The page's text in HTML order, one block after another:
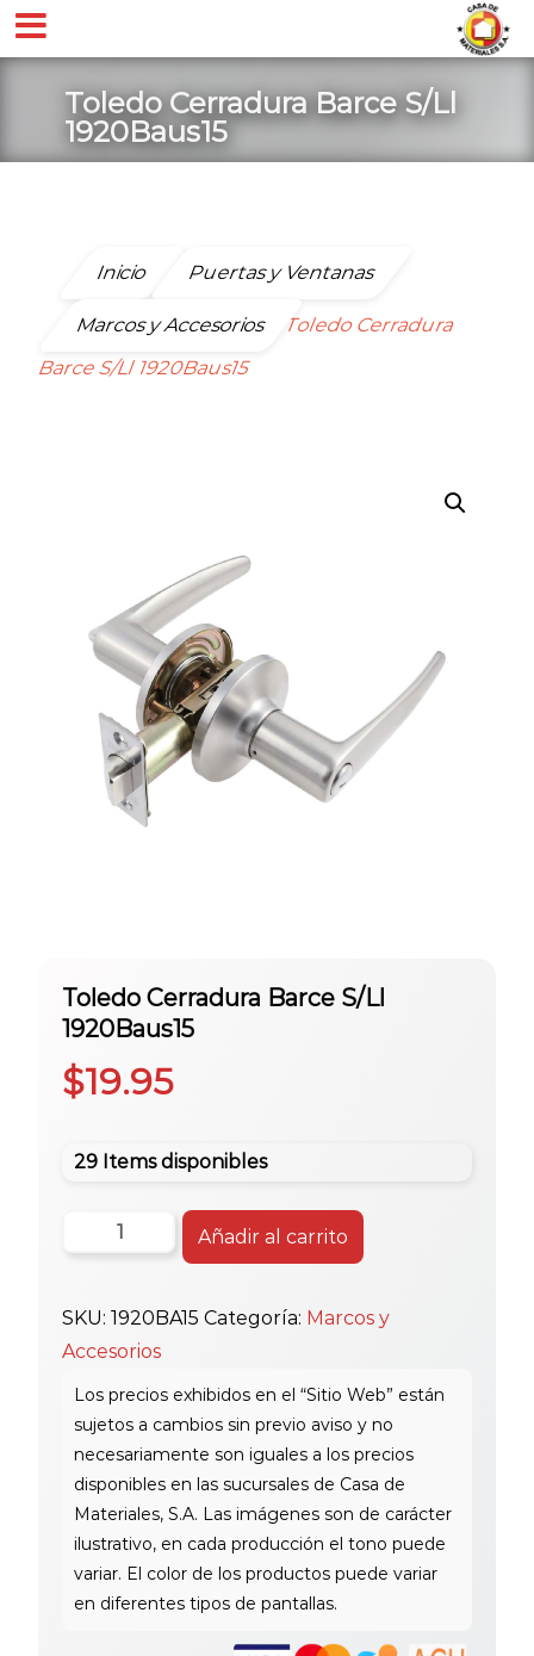
Toledo Cerradura Barce S/Ll
1920Baus15
Inicio Puertas y Ventanas
Marcos y Accesorios
Toledo Cerradura
Barce S/Ll 1920Baus15
Toledo Cerradura Barce S/Ll
1920Baus15
$19.95
29 Items disponibles
Toledo
Cerradura
S/Ll
1920Baus15
cantidad
Añadir al carrito
SKU: 1920BA15 Categoría: Marcos y
Accesorios